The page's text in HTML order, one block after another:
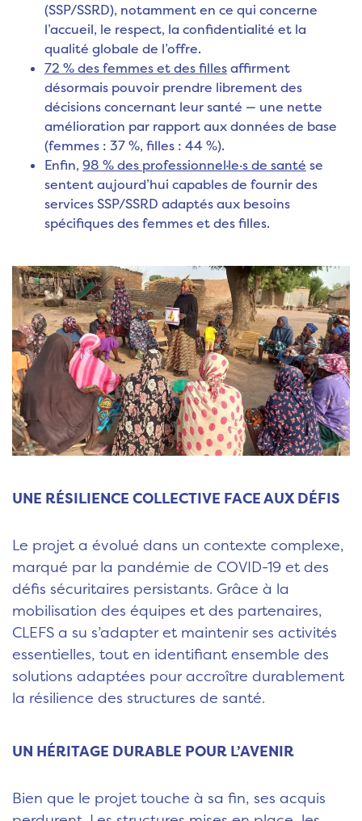
(SSP/SSRD), notamment en ce qui concerne
l’accueil, le respect, la confidentialité et la
qualité globale de l’offre.
72 % des femmes et des fillesaffirment
désormais pouvoir prendre librement des
décisions concernant leur santé — une nette
amélioration par rapport aux données de base
(femmes : 37 %, filles : 44 %).
Enfin, 98 % des professionnel·le·s de santé se
sentent aujourd’hui capables de fournir des
services SSP/SSRD adaptés aux besoins
spécifiques des femmes et des filles.
UNE RÉSILIENCE COLLECTIVE FACE AUX DÉFIS
Le projet a évolué dans un contexte complexe,
marqué par la pandémie de COVID-19 et des
défis sécuritaires persistants. Grâce à la
mobilisation des équipes et des partenaires,
CLEFS a su s’adapter et maintenir ses activités
essentielles, tout en identifiant ensemble des
solutions adaptées pour accroître durablement
la résilience des structures de santé.
UN HÉRITAGE DURABLE POUR L’AVENIR
Bien que le projet touche à sa fin, ses acquis